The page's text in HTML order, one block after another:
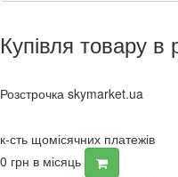
Купівля товару в
Розстрочка skymarket.ua
к-сть щомісячних платежів
0 грн в місяць